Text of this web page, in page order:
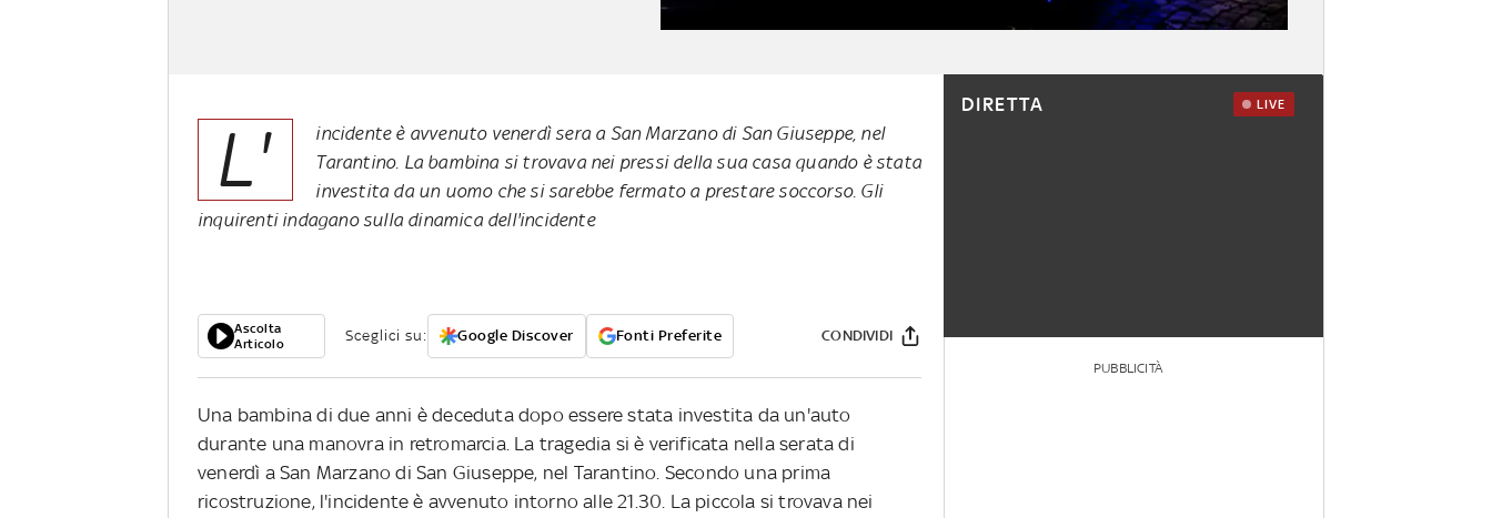
L'
incidente è avvenuto venerdì sera a San Marzano di San Giuseppe, nel
Tarantino. La bambina si trovava nei pressi della sua casa quando è stata
investita da un uomo che si sarebbe fermato a prestare soccorso. Gli
inquirenti indagano sulla dinamica dell'incidente
Ascolta
Articolo
Sceglici su: Google Discover Fonti Preferite CONDIVIDI
Una bambina di due anni è deceduta dopo essere stata investita da un'auto
durante una manovra in retromarcia. La tragedia si è verificata nella serata di
venerdì a San Marzano di San Giuseppe, nel Tarantino. Secondo una prima
ricostruzione, l'incidente è avvenuto intorno alle 21.30. La piccola si trovava nei
DIRETTA LIVE
PUBBLICITÀ